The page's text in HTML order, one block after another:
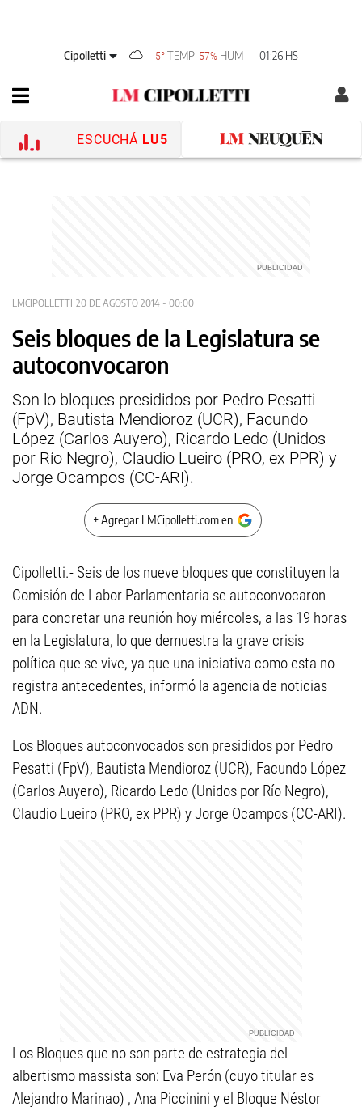
Cipolletti 5° TEMP 57% HUM 01:26 HS
ESCUCHÁ LU5
LMCIPOLLETTI 20 DE AGOSTO 2014 - 00:00
Seis bloques de la Legislatura se
autoconvocaron
Son lo bloques presididos por Pedro Pesatti
(FpV), Bautista Mendioroz (UCR), Facundo
López (Carlos Auyero), Ricardo Ledo (Unidos
por Río Negro), Claudio Lueiro (PRO, ex PPR) y
Jorge Ocampos (CC-ARI).
+ Agregar LMCipolletti.com en
Cipolletti.- Seis de los nueve bloques que constituyen la
Comisión de Labor Parlamentaria se autoconvocaron
para concretar una reunión hoy miércoles, a las 19 horas
en la Legislatura, lo que demuestra la grave crisis
política que se vive, ya que una iniciativa como esta no
registra antecedentes, informó la agencia de noticias
ADN.
Los Bloques autoconvocados son presididos por Pedro
Pesatti (FpV), Bautista Mendioroz (UCR), Facundo López
(Carlos Auyero), Ricardo Ledo (Unidos por Río Negro),
Claudio Lueiro (PRO, ex PPR) y Jorge Ocampos (CC-ARI).
Los Bloques que no son parte de estrategia del
albertismo massista son: Eva Perón (cuyo titular es
Alejandro Marinao) , Ana Piccinini y el Bloque Néstor